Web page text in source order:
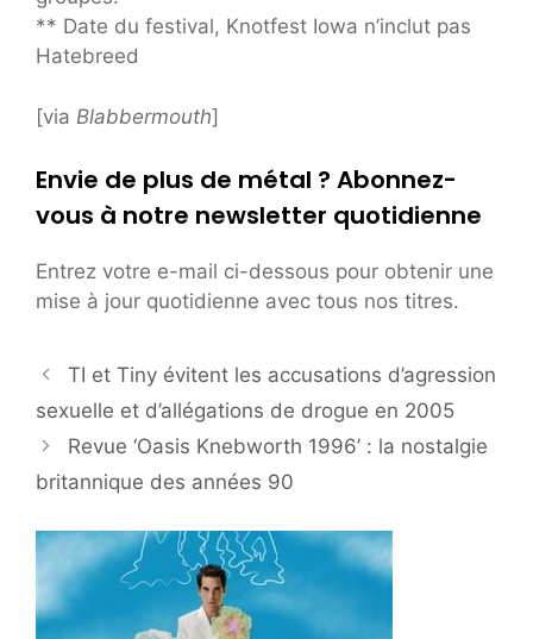
** Date du festival, Knotfest Iowa n’inclut pas
Hatebreed
[via Blabbermouth]
Envie de plus de métal ? Abonnez-
vous à notre newsletter quotidienne
Entrez votre e-mail ci-dessous pour obtenir une
mise à jour quotidienne avec tous nos titres.
TI et Tiny évitent les accusations d’agression
sexuelle et d’allégations de drogue en 2005
Revue ‘Oasis Knebworth 1996’ : la nostalgie
britannique des années 90